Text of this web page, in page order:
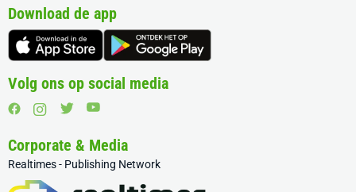
Download de app
Volg ons op social media
Corporate & Media
Realtimes - Publishing Network